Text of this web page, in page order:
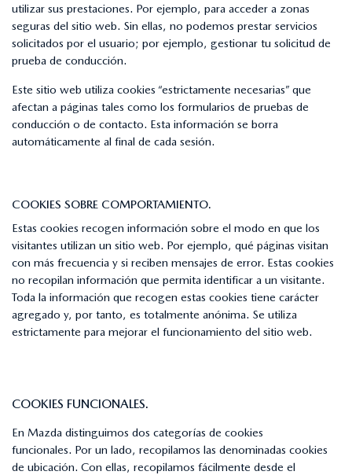
utilizar sus prestaciones. Por ejemplo, para acceder a zonas
seguras del sitio web. Sin ellas, no podemos prestar servicios
solicitados por el usuario; por ejemplo, gestionar tu solicitud de
prueba de conducción.
Este sitio web utiliza cookies “estrictamente necesarias” que
afectan a páginas tales como los formularios de pruebas de
conducción o de contacto. Esta información se borra
automáticamente al final de cada sesión.
COOKIES SOBRE COMPORTAMIENTO.
Estas cookies recogen información sobre el modo en que los
visitantes utilizan un sitio web. Por ejemplo, qué páginas visitan
con más frecuencia y si reciben mensajes de error. Estas cookies
no recopilan información que permita identificar a un visitante.
Toda la información que recogen estas cookies tiene carácter
agregado y, por tanto, es totalmente anónima. Se utiliza
estrictamente para mejorar el funcionamiento del sitio web.
COOKIES FUNCIONALES.
En Mazda distinguimos dos categorías de cookies
funcionales. Por un lado, recopilamos las denominadas cookies
de ubicación. Con ellas, recopilamos fácilmente desde el